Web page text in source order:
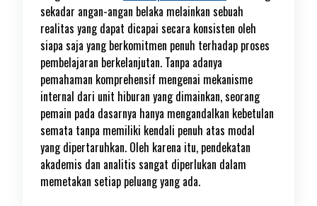
sekadar angan-angan belaka melainkan sebuah
realitas yang dapat dicapai secara konsisten oleh
siapa saja yang berkomitmen penuh terhadap proses
pembelajaran berkelanjutan. Tanpa adanya
pemahaman komprehensif mengenai mekanisme
internal dari unit hiburan yang dimainkan, seorang
pemain pada dasarnya hanya mengandalkan kebetulan
semata tanpa memiliki kendali penuh atas modal
yang dipertaruhkan. Oleh karena itu, pendekatan
akademis dan analitis sangat diperlukan dalam
memetakan setiap peluang yang ada.